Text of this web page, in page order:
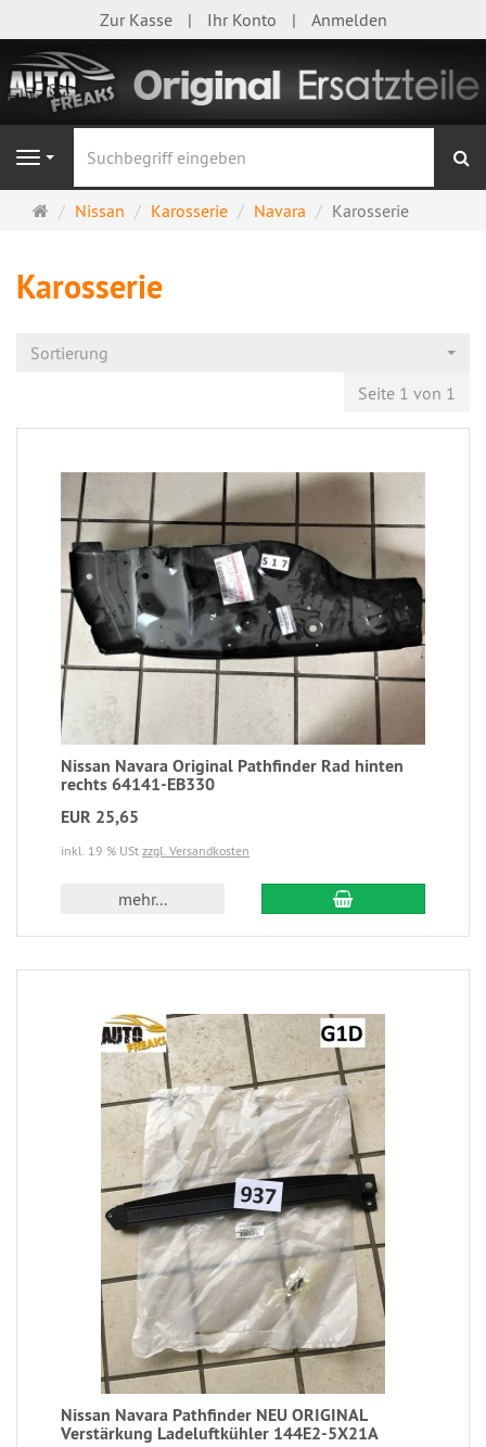
Zur Kasse Ihr Konto Anmelden
Navigation
Startseite
Nissan Karosserie Navara Karosserie
Karosserie
Sortierung
Seite 1 von 1
Nissan Navara Original Pathfinder Rad hinten
rechts 64141-EB330
EUR 25,65
inkl. 19 % USt zzgl. Versandkosten
mehr...
Nissan Navara Pathfinder NEU ORIGINAL
Verstärkung Ladeluftkühler 144E2-5X21A